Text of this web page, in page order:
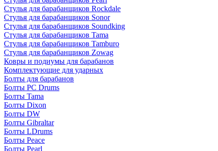
Стулья для барабанщиков Rockdale
Стулья для барабанщиков Sonor
Стулья для барабанщиков Soundking
Стулья для барабанщиков Tama
Стулья для барабанщиков Tamburo
Стулья для барабанщиков Zowag
Ковры и подиумы для барабанов
Комплектующие для ударных
Болты для барабанов
Болты PC Drums
Болты Tama
Болты Dixon
Болты DW
Болты Gibraltar
Болты LDrums
Болты Peace
Болты Pearl